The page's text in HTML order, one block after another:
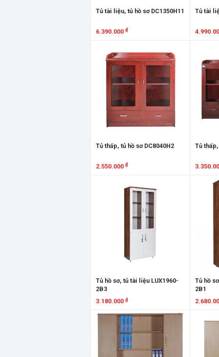
Tủ tài liệu, tủ hồ sơ DC1350H11
6.390.000 ₫
Tủ tài
Tủ thấp, tủ hồ sơ DC8040H2
2.550.000 ₫
Tủ
Xem
Tủ hồ sơ, tủ tài liệu LUX1960-
2B3
3.180.000 ₫
Xem chi tiết
Tủ hồ
2B1